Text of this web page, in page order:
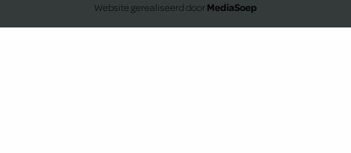
Website gerealiseerd doorMediaSoep